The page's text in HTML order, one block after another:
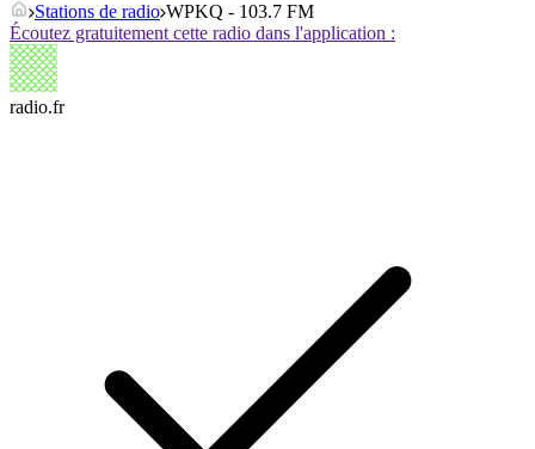
Stations de radio WPKQ - 103.7 FM
Écoutez gratuitement cette radio dans l'application :
radio.fr